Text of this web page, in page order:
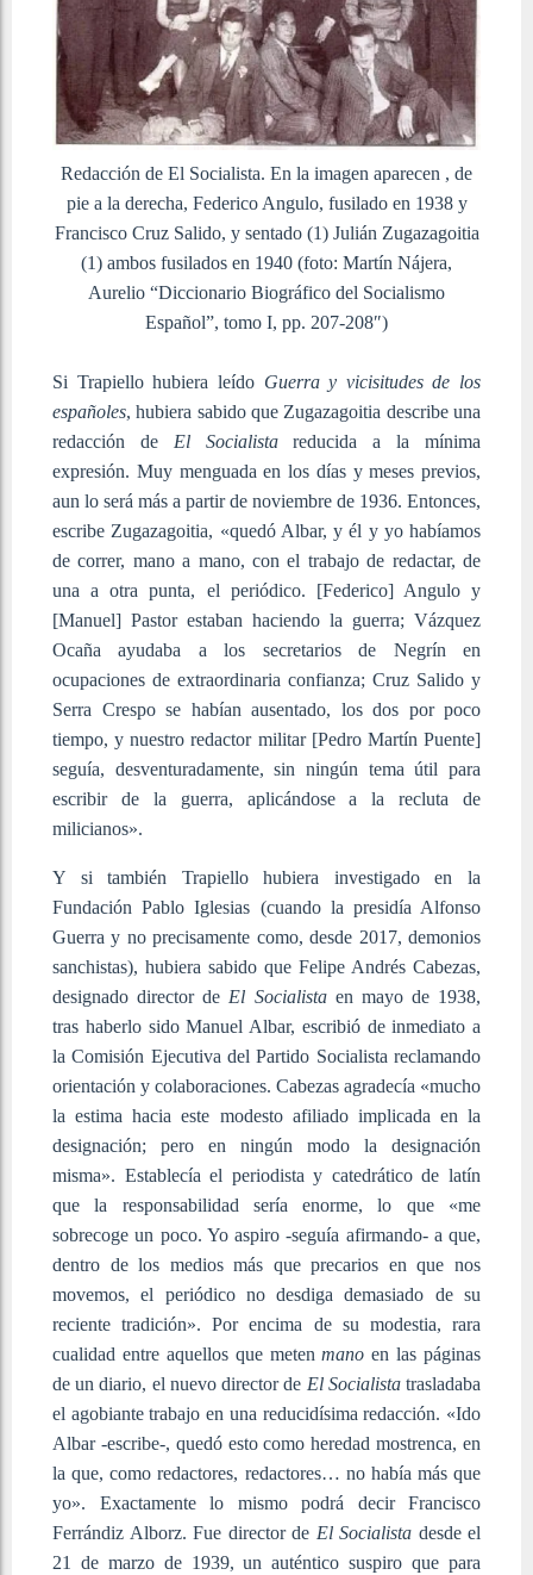
Redacción de El Socialista. En la imagen aparecen , de
pie a la derecha, Federico Angulo, fusilado en 1938 y
Francisco Cruz Salido, y sentado (1) Julián Zugazagoitia
(1) ambos fusilados en 1940 (foto: Martín Nájera,
Aurelio “Diccionario Biográfico del Socialismo
Español”, tomo I, pp. 207-208″)
Si Trapiello hubiera leído Guerra y vicisitudes de los
españoles, hubiera sabido que Zugazagoitia describe una
redacción de El Socialistareducida a la mínima
expresión. Muy menguada en los días y meses previos,
aun lo será más a partir de noviembre de 1936. Entonces,
escribe Zugazagoitia, «quedó Albar, y él y yo habíamos
de correr, mano a mano, con el trabajo de redactar, de
una a otra punta, el periódico. [Federico] Angulo y
[Manuel] Pastor estaban haciendo la guerra; Vázquez
Ocaña ayudaba a los secretarios de Negrín en
ocupaciones de extraordinaria confianza; Cruz Salido y
Serra Crespo se habían ausentado, los dos por poco
tiempo, y nuestro redactor militar [Pedro Martín Puente]
seguía, desventuradamente, sin ningún tema útil para
escribir de la guerra, aplicándose a la recluta de
milicianos».
Y si también Trapiello hubiera investigado en la
Fundación Pablo Iglesias (cuando la presidía Alfonso
Guerra y no precisamente como, desde 2017, demonios
sanchistas), hubiera sabido que Felipe Andrés Cabezas,
designado director de El Socialistaen mayo de 1938,
tras haberlo sido Manuel Albar, escribió de inmediato a
la Comisión Ejecutiva del Partido Socialista reclamando
orientación y colaboraciones. Cabezas agradecía «mucho
la estima hacia este modesto afiliado implicada en la
designación; pero en ningún modo la designación
misma». Establecía el periodista y catedrático de latín
que la responsabilidad sería enorme, lo que «me
sobrecoge un poco. Yo aspiro -seguía afirmando- a que,
dentro de los medios más que precarios en que nos
movemos, el periódico no desdiga demasiado de su
reciente tradición». Por encima de su modestia, rara
cualidad entre aquellos que metenmano en las páginas
de un diario, el nuevo director de El Socialistatrasladaba
el agobiante trabajo en una reducidísima redacción. «Ido
Albar -escribe-, quedó esto como heredad mostrenca, en
la que, como redactores, redactores… no había más que
yo». Exactamente lo mismo podrá decir Francisco
Ferrándiz Alborz. Fue director de El Socialista desde el
21 de marzo de 1939, un auténtico suspiro que para